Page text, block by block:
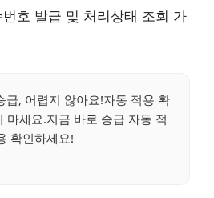
번호 발급 및 처리상태 조회 가
급, 어렵지 않아요!자동 적용 확
마세요.지금 바로 승급 자동 적
확인하세요!